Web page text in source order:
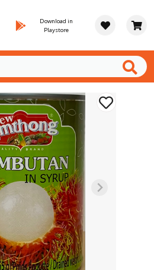
Download in
Playstore